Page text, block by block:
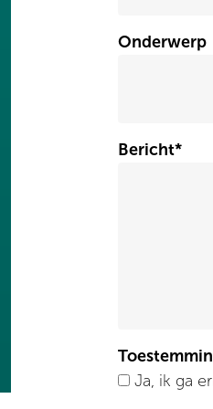
Onderwerp
Bericht*